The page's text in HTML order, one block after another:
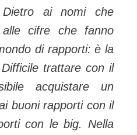
Dietro ai nomi che
cifre che fanno
di rapporti: è la
trattare con il
acquistare un
buoni rapporti con il
con le big. Nella